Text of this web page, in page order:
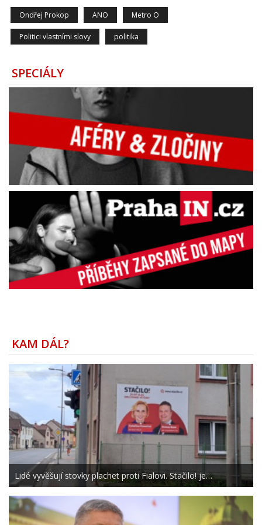
Ondřej Prokop ANO Metro O
Politici vlastními slovy politika
SPECIÁLY
KAM DÁL?
Lidé vyvěšují stovky plachet proti Fialovi. Stačilo! je…